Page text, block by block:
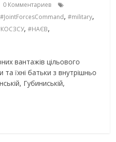
0 Комментариев
#JointForcesCommand,#military,
,#НАЄВ,
вантажів цільового
їхні батьки з внутрішньо
Губиниській,